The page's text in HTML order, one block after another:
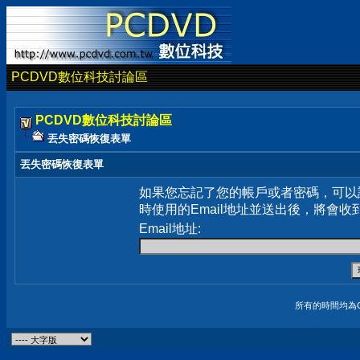
PCDVD數位科技討論區
PCDVD數位科技討論區
丟失密碼恢復表單
丟失密碼恢復表單
如果您忘記了您的帳戶或者密碼，可
時使用的Email地址並送出後，將會收
Email地址:
所有的時間均為